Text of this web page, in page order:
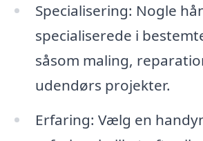
Specialisering: Nogle
specialiserede i
såsom maling,
udendørs projekter.
Erfaring: Vælg en